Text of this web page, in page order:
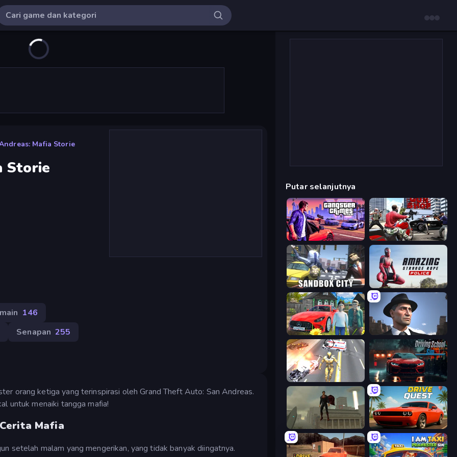
Mafia Storie
Storie
146
Senapan 255
orang ketiga yang terinspirasi oleh Grand Theft Auto: San Andreas.
untuk menaiki tangga mafia!
Mafia
setelah malam yang mengerikan, yang tidak banyak diingatnya.
Putar selanjutnya
Gangster Crimes Online 6: Mafia City Grand Action Simulator: New York
Sandbox City Amazing Strange Rope Police
Speedboy: History with Grandfather Downtown 1930s Mafia
Driving School Simulator
The Superman - Theme is Aliens Drive Quest